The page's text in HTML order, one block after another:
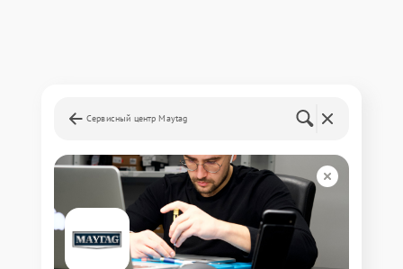
Сервисный центр Maytag